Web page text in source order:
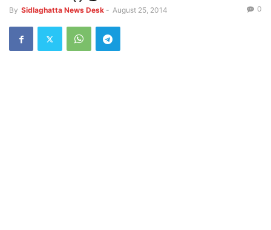
By Sidlaghatta News Desk - August 25, 2014 0